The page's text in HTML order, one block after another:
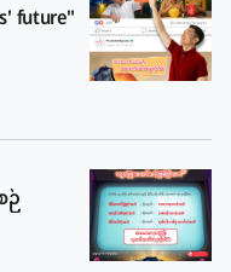
future"
ဉ်